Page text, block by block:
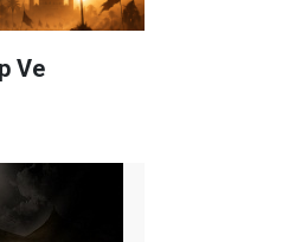
Ve